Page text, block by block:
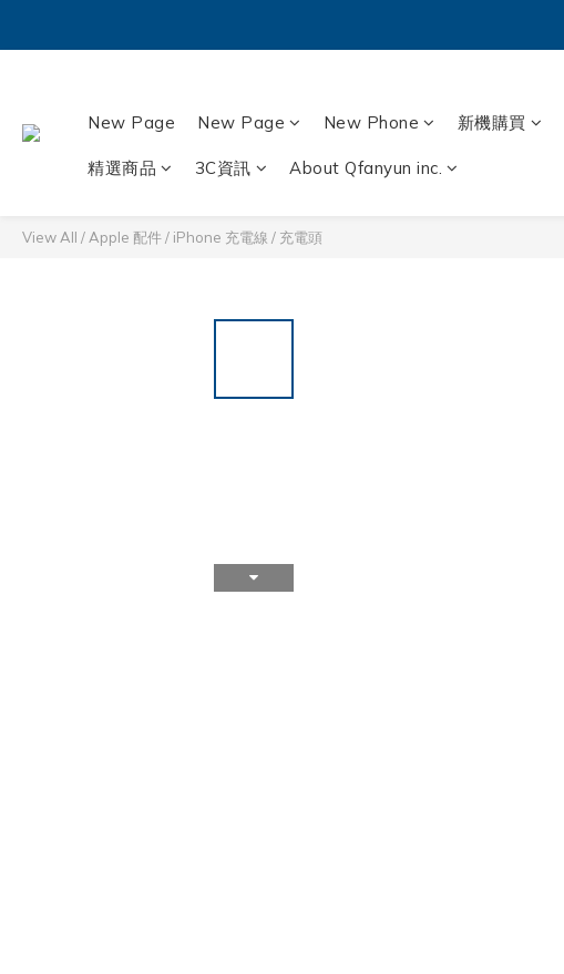
New Page New Page New Phone 新機購買
精選商品 3C資訊 About Qfanyun inc.
View All / Apple 配件/ iPhone 充電線 / 充電頭